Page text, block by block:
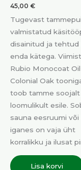
45,00 €
Tugevast
valmistatud
disainitud ja tehtud
enda kätega.
Rubio Monocoat
Colonial Oak
toob tamme soojalt
loomulikult esile.
sauna eesruumi või
iganes on vaja üht
korralikku ja ilusat
Lisa korvi